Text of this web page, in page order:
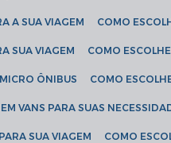
A SUA VIAGEM COMO
SUA VIAGEM COMO
ÔNIBUS COMO
VANS PARA SUAS
SUA VIAGEM COMO